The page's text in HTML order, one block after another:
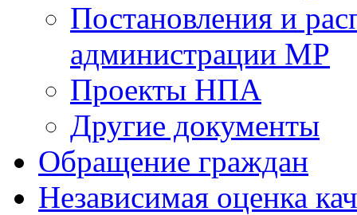
Постановления и
администрации МР
Проекты НПА
Другие документы
Обращение граждан
Независимая оценка